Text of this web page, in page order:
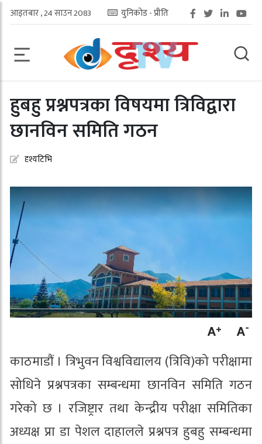
आइतबार , 24 साउन 2083 युनिकोड - प्रीति
हुबहु प्रश्नपत्रका विषयमा त्रिविद्वारा
छानविन समिति गठन
दृश्यटिभि
काठमाडौं । त्रिभुवन विश्वविद्यालय (त्रिवि)को परीक्षामा
सोधिने प्रश्नपत्रका सम्बन्धमा छानविन समिति गठन
गरेको छ । रजिष्ट्रार तथा केन्द्रीय परीक्षा समितिका
अध्यक्ष प्रा डा पेशल दाहालले प्रश्नपत्र हुबहु सम्बन्धमा